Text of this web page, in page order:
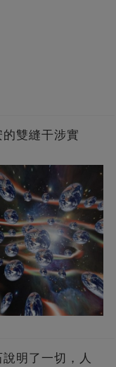
雙縫干涉實
明了一切，人